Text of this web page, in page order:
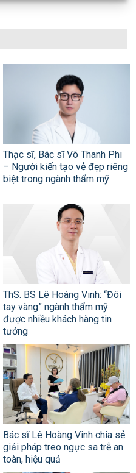
Thạc sĩ, Bác sĩ Võ Thanh Phi
– Người kiến tạo vẻ đẹp riêng
biệt trong ngành thẩm mỹ
ThS. BS Lê Hoàng Vinh: “Đôi
tay vàng” ngành thẩm mỹ
được nhiều khách hàng tin
tưởng
Bác sĩ Lê Hoàng Vinh chia sẻ
giải pháp treo ngực sa trễ an
toàn, hiệu quả